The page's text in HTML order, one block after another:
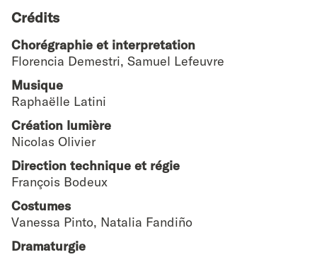
Crédits
Chorégraphie et interpretation
Florencia Demestri, Samuel Lefeuvre
Musique
Raphaëlle Latini
Création lumière
Nicolas Olivier
Direction technique et régie
François Bodeux
Costumes
Vanessa Pinto, Natalia Fandiño
Dramaturgie